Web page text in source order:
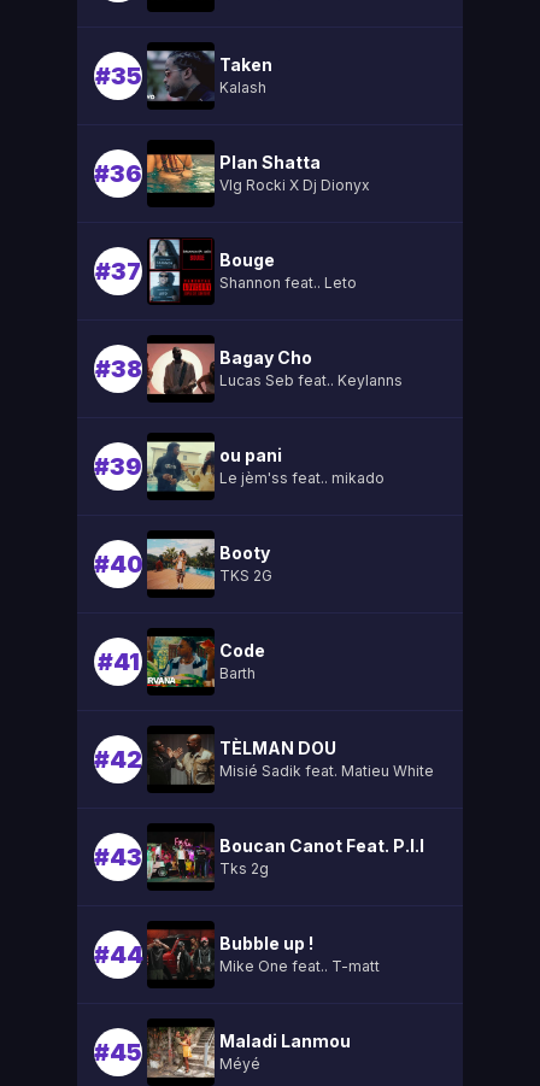
#35 Taken
Kalash
#36 Plan Shatta
Vlg Rocki X Dj Dionyx
#37 Bouge
Shannon feat.. Leto
#38 Bagay Cho
Lucas Seb feat.. Keylanns
#39 ou pani
Le jèm'ss feat.. mikado
#40 Booty
TKS 2G
#41 Code
Barth
#42 TÈLMAN DOU
Misié Sadik feat. Matieu White
#43 Boucan Canot Feat. P.l.l
Tks 2g
#44 Bubble up !
Mike One feat.. T-matt
#45 Maladi Lanmou
Méyé